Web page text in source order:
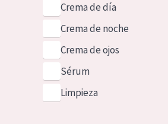
Crema de día
Crema de noche
Crema de ojos
Sérum
Limpieza